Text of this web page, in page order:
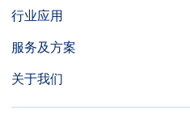
Site
Menu
GS1条码
实用工具及资源
行业应用
食品及餐饮服务
服务及方案
品牌保护
关于我们
关于香港货品编码协会